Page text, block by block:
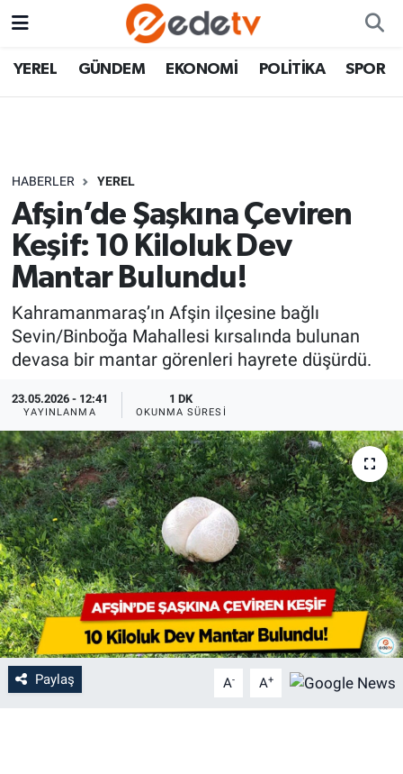
YEREL GÜNDEM EKONOMİ POLİTİKA SPOR
HABERLER YEREL
Afşin’de Şaşkına Çeviren
Keşif: 10 Kiloluk Dev
Mantar Bulundu!
Kahramanmaraş’ın Afşin ilçesine bağlı
Sevin/Binboğa Mahallesi kırsalında bulunan
devasa bir mantar görenleri hayrete düşürdü.
23.05.2026 - 12:41
YAYINLANMA
1 DK
OKUNMA SÜRESI
Paylaş A- A+